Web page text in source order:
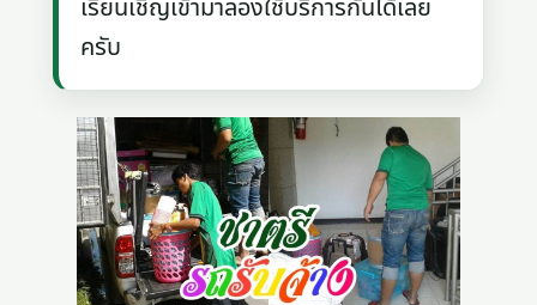
เรียนเชิญเข้ามาลองใช้บริการกันได้เลย
ครับ